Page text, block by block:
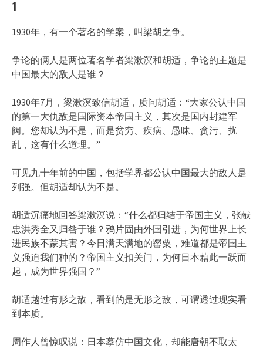
1
1930年，有一个著名的学案，叫梁胡之争。
争论的俩人是两位著名学者梁漱溟和胡适，争论的主题是
中国最大的敌人是谁？
1930年7月，梁漱溟致信胡适，质问胡适：“大家公认中国
的第一大仇敌是国际资本帝国主义，其次是国内封建军
阀。您却认为不是，而是贫穷、疾病、愚昧、贪污、扰
乱，这有什么道理。”
可见九十年前的中国，包括学界都公认中国最大的敌人是
列强。但胡适却认为不是。
胡适沉痛地回答梁漱溟说：“什么都归结于帝国主义，张献
忠洪秀全又归咎于谁？鸦片固由外国引进，为何世界上长
进民族不蒙其害？今日满天满地的罂粟，难道都是帝国主
义强迫我们种的？帝国主义扣关门，为何日本藉此一跃而
起，成为世界强国？”
胡适越过有形之敌，看到的是无形之敌，可谓透过现实看
到本质。
周作人曾惊叹说：日本摹仿中国文化，却能唐朝不取太